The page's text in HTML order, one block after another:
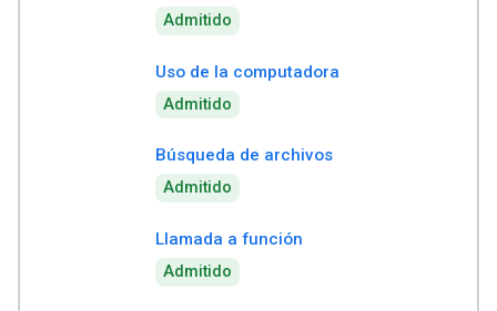
Admitido
Uso de la computadora
Admitido
Búsqueda de archivos
Admitido
Llamada a función
Admitido